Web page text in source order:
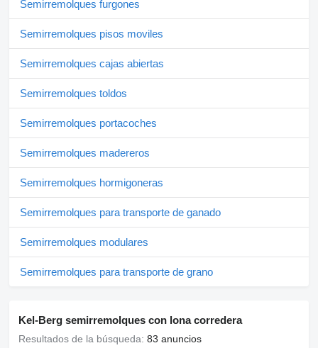
Semirremolques furgones
Semirremolques pisos moviles
Semirremolques cajas abiertas
Semirremolques toldos
Semirremolques portacoches
Semirremolques madereros
Semirremolques hormigoneras
Semirremolques para transporte de ganado
Semirremolques modulares
Semirremolques para transporte de grano
Kel-Berg semirremolques con lona corredera
Resultados de la búsqueda: 83 anuncios